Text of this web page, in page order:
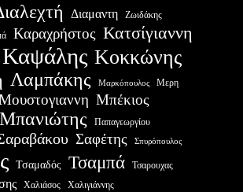
Διαμαντη Ζωιδάκης
Καραχρήστος Κατσίγιαννη
Καψάλης Κοκκώνης
Λαμπάκης Μαρκόπουλος Μερη
Μπέκιος
Μπανιώτης Παπαγεωργίου
Σαφέτης Σπυρόπουλος
Τσαμαδός Τσαμπά Τσαρουχας
Χαλιάσος Χαλιγιάννης